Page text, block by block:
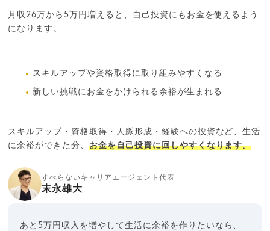
月収26万から5万円増えると、自己投資にもお金を使えるよう
になります。
スキルアップや資格取得に取り組みやすくなる
新しい挑戦にお金をかけられる余裕が生まれる
スキルアップ・資格取得・人脈形成・経験への投資など、生活
に余裕ができた分、お金を自己投資に回しやすくなります。
すべらないキャリアエージェント代表
末永雄大
あと5万円収入を増やして生活に余裕を作りたいなら、